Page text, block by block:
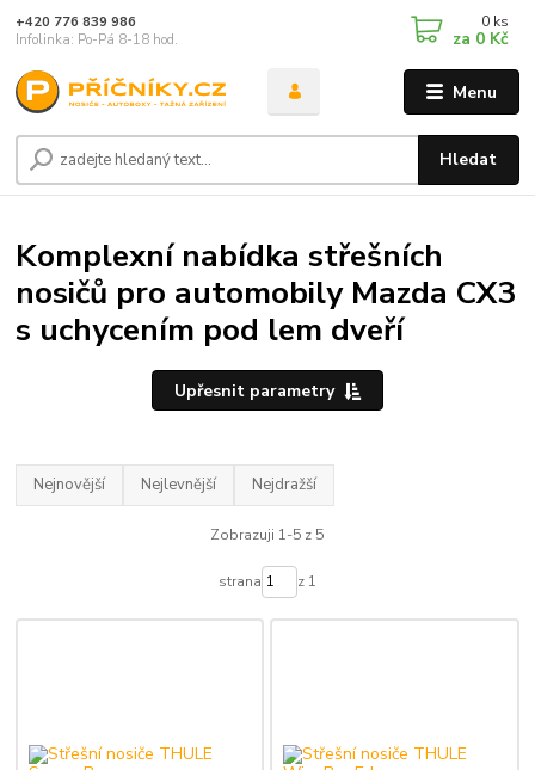
Menu
Hledat
+420 776 839 986
Infolinka: Po-Pá 8-18 hod.
0 ks
za 0 Kč
Komplexní nabídka střešních
nosičů pro automobily Mazda CX3
s uchycením pod lem dveří
Upřesnit parametry
Nejnovější Nejlevnější Nejdražší
Zobrazuji 1-5 z 5
strana z 1